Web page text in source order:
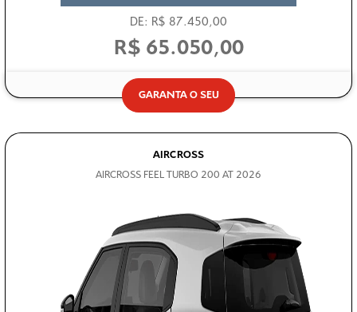
DE: R$ 87.450,00
R$ 65.050,00
GARANTA O SEU
AIRCROSS
AIRCROSS FEEL TURBO 200 AT 2026